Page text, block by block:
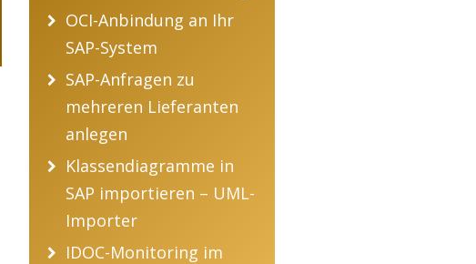
OCI-Anbindung an Ihr
SAP-System
SAP-Anfragen zu
mehreren Lieferanten
anlegen
Klassendiagramme in
SAP importieren – UML-
Importer
IDOC-Monitoring im